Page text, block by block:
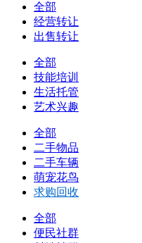
全部
经营转让
出售转让
全部
技能培训
生活托管
艺术兴趣
全部
二手物品
二手车辆
萌宠花鸟
求购回收
全部
便民社群